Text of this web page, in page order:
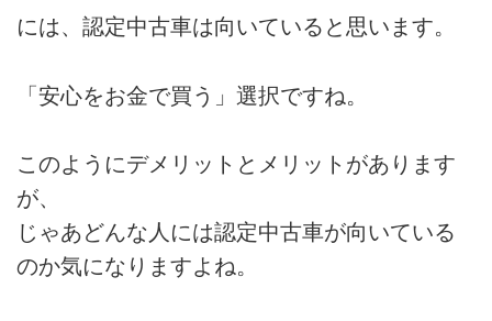
には、認定中古車は向いていると思います。
「安心をお金で買う」選択ですね。
このようにデメリットとメリットがあります
が、
じゃあどんな人には認定中古車が向いている
のか気になりますよね。